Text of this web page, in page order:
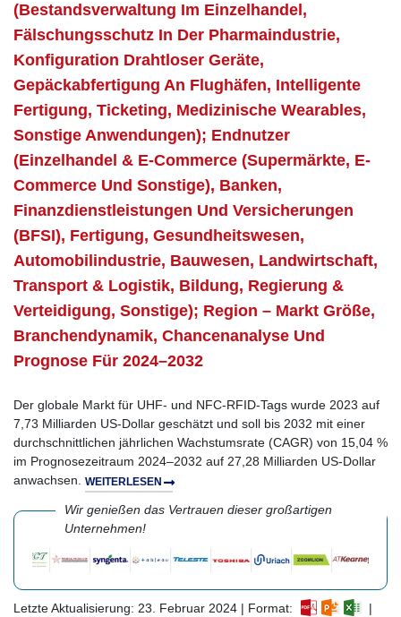
(Bestandsverwaltung Im Einzelhandel,
Fälschungsschutz In Der Pharmaindustrie,
Konfiguration Drahtloser Geräte,
Gepäckabfertigung An Flughäfen, Intelligente
Fertigung, Ticketing, Medizinische Wearables,
Sonstige Anwendungen); Endnutzer
(Einzelhandel & E-Commerce (Supermärkte, E-
Commerce Und Sonstige), Banken,
Finanzdienstleistungen Und Versicherungen
(BFSI), Fertigung, Gesundheitswesen,
Automobilindustrie, Bauwesen, Landwirtschaft,
Transport & Logistik, Bildung, Regierung &
Verteidigung, Sonstige); Region – Markt Größe,
Branchendynamik, Chancenanalyse Und
Prognose Für 2024–2032
Der globale Markt für UHF- und NFC-RFID-Tags wurde 2023 auf
7,73 Milliarden US-Dollar geschätzt und soll bis 2032 mit einer
durchschnittlichen jährlichen Wachstumsrate (CAGR) von 15,04 %
im Prognosezeitraum 2024–2032 auf 27,28 Milliarden US-Dollar
anwachsen. WEITERLESEN
Wir genießen das Vertrauen dieser großartigen
Unternehmen!
Letzte Aktualisierung: 23. Februar 2024 | Format:
|